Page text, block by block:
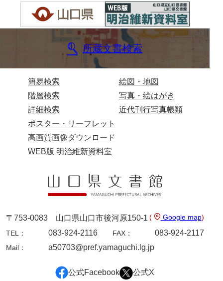
所蔵文書検索
簡易検索
階層検索
詳細検索
絵図・地図
写真・絵はがき
近代刊行写真帳類
ポスター・リーフレット
高画質画像ダウンロード
WEB版 明治維新資料室
〒753-0083 山口県山口市後河原150-1 ( Google map)
TEL：
083-924-2116 FAX： 083-924-2117
Mail： a50703@pref.yamaguchi.lg.jp
公式Facebook 公式X